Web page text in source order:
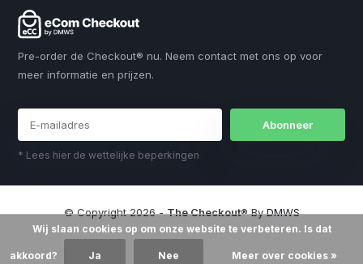
Pre-order de Checkout® nu. Neem contact met ons op voor
meer informatie en prijzen.
Abonneer
* Lees hier de wettelijke beperkingen
© Copyright 2026 -The Checkout®ByDMWS
Wij slaan cookies op om onze website te verbeteren. Is dat
akkoord? Ja Nee Meer over cookies »